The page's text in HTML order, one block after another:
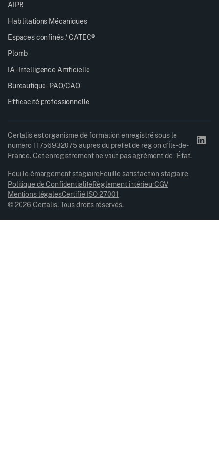
AIPR
Habilitations Mécaniques
Espaces confinés / CATEC®
Plomb
IA - Intelligence Artificielle
Bureautique - PAO/CAO
Efficacité professionnelle
Certalis est organisme de formation enregistré sous le
numéro 11756932075 auprès du préfet de région d’Île-de-
France. Cet enregistrement ne vaut pas agrément de l’État.
© 2026 Certalis. Tous droits réservés.
Feuille émargement stagiaireFeuille satisfaction stagiaire
Politique de ConfidentialitéRèglement intérieurCGV
Mentions légalesCertifié ISO 27001